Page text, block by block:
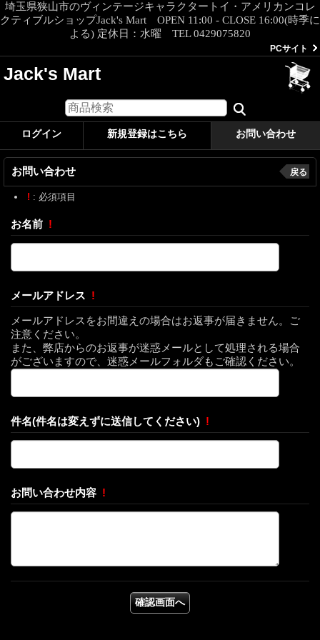
埼玉県狭山市のヴィンテージキャラクタートイ・アメリカンコレ
クティブルショップJack's Mart OPEN 11:00 - CLOSE 16:00(時季に
よる) 定休日：水曜 TEL 0429075820
PCサイト
Jack's Mart
ログイン 新規登録はこちら お問い合わせ
お問い合わせ 戻る
! : 必須項目
お名前 !
メールアドレス !
メールアドレスをお間違えの場合はお返事が届きません。ご
注意ください。
また、弊店からのお返事が迷惑メールとして処理される場合
がございますので、迷惑メールフォルダもご確認ください。
件名(件名は変えずに送信してください) !
お問い合わせ内容 !